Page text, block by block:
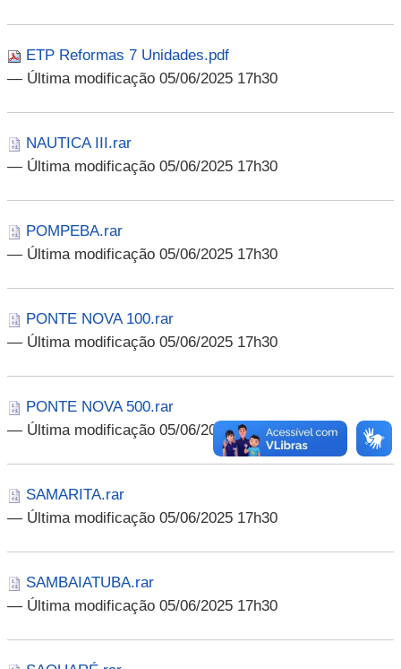
ETP Reformas 7 Unidades.pdf
— Última modificação 05/06/2025 17h30
NAUTICA III.rar
— Última modificação 05/06/2025 17h30
POMPEBA.rar
— Última modificação 05/06/2025 17h30
PONTE NOVA 100.rar
— Última modificação 05/06/2025 17h30
PONTE NOVA 500.rar
— Última modificação 05/06/2025 17h30
SAMARITA.rar
— Última modificação 05/06/2025 17h30
SAMBAIATUBA.rar
— Última modificação 05/06/2025 17h30